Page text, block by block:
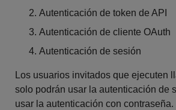
Autenticación de token de API
Autenticación de cliente OAuth
Autenticación de sesión
Los usuarios invitados que ejecuten
solo podrán usar la autenticación de
usar la autenticación con contraseña.